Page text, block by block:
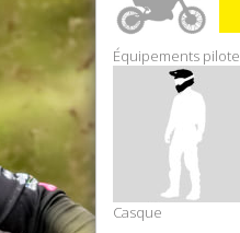
Équipements pilote
Casque